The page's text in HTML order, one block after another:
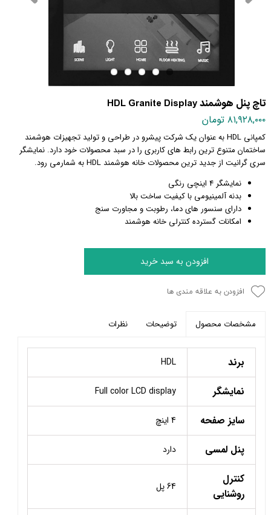
تاچ پنل هوشمند HDL Granite Display
۸۱,۹۲۸,۰۰۰ تومان
کمپانی HDL به عنوان یک شرکت پیشرو در طراحی و تولید تجهیزات هوشمند
ساختمان متنوع ترین رابط های کاربری را در سبد محصولات خود دارد. نمایشگر
سری گرانیت از جدید ترین محصولات خانه هوشمند HDL به شمارمی رود.
نمایشگر 4 اینچی رنگی
بدنه آلمینیومی با کیفیت ساخت بالا
دارای سنسور های دما، رطوبت و مجاورت سنج
امکانات گسترده کنترلی خانه هوشمند
افزودن به سبد خرید
افزودن به علاقه مندی ها
مشخصات محصول توضیحات نظرات
برند HDL
نمایشگر Full color LCD display
سایز صفحه 4 اینچ
پنل لمسی دارد
کنترل
روشنایی
64 پل